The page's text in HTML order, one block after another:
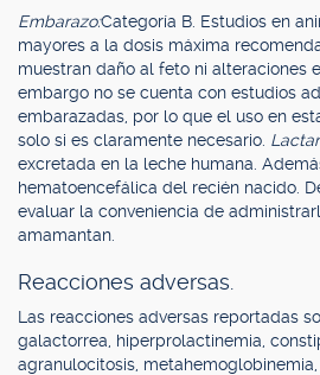
Embarazo:Categoría B. Estudios en
mayores a la dosis máxima
muestran daño al feto ni alteraciones
embargo no se cuenta con estudios
embarazadas, por lo que el uso en
solo si es claramente necesario.
excretada en la leche humana.
hematoencefálica del recién nacido.
evaluar la conveniencia de
amamantan.
Reacciones adversas.
Las reacciones adversas reportadas
galactorrea, hiperprolactinemia,
agranulocitosis,